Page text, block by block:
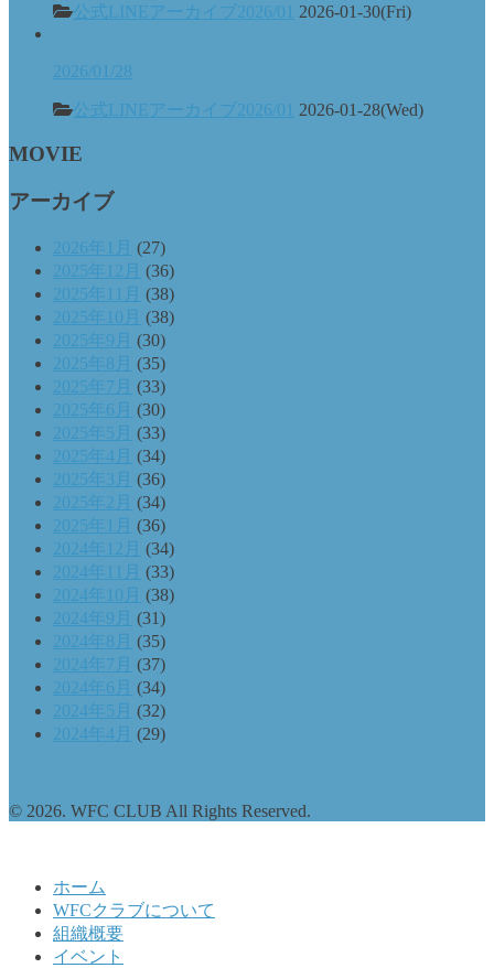
公式LINEアーカイブ2026/01 2026-01-30(Fri)
2026/01/28
公式LINEアーカイブ2026/01 2026-01-28(Wed)
MOVIE
アーカイブ
2026年1月 (27)
2025年12月 (36)
2025年11月 (38)
2025年10月 (38)
2025年9月 (30)
2025年8月 (35)
2025年7月 (33)
2025年6月 (30)
2025年5月 (33)
2025年4月 (34)
2025年3月 (36)
2025年2月 (34)
2025年1月 (36)
2024年12月 (34)
2024年11月 (33)
2024年10月 (38)
2024年9月 (31)
2024年8月 (35)
2024年7月 (37)
2024年6月 (34)
2024年5月 (32)
2024年4月 (29)
© 2026. WFC CLUB All Rights Reserved.
ホーム
WFCクラブについて
組織概要
イベント